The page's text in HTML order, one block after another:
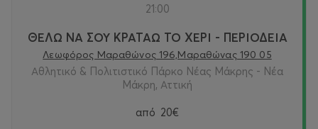
21:00
ΘΕΛΩ ΝΑ ΣΟΥ ΚΡΑΤΑΩ ΤΟ ΧΕΡΙ - ΠΕΡΙΟΔΕΙΑ
Λεωφόρος Μαραθώνος 196,Μαραθώνας 190 05
Αθλητικό & Πολιτιστικό Πάρκο Νέας Μάκρης - Νέα
Μάκρη, Αττική
από 20€